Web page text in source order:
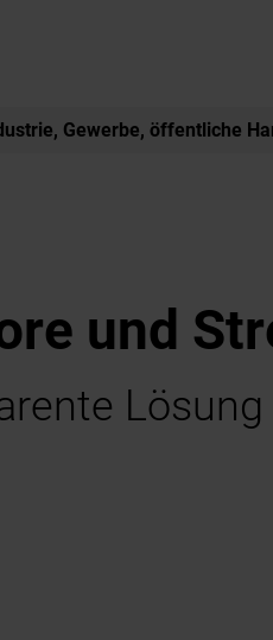
Gewerbe, öffentliche
und